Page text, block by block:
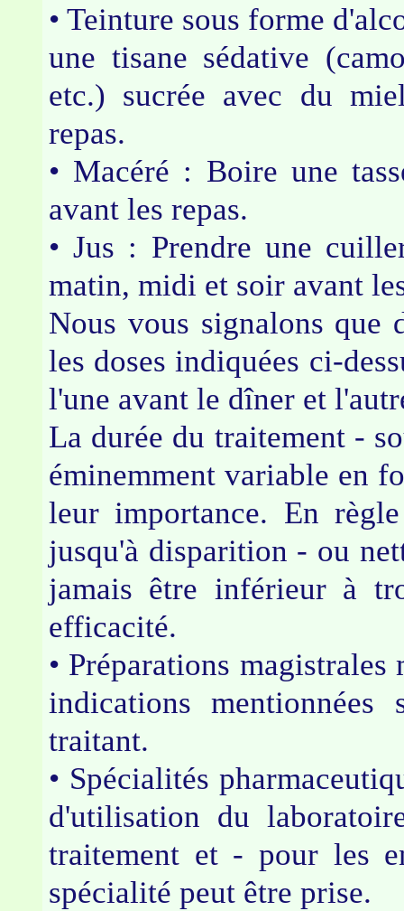
• Teinture sous forme
une tisane sédative
etc.) sucrée avec du
repas.
• Macéré : Boire une
avant les repas.
• Jus : Prendre une
matin, midi et soir avant
Nous vous signalons que
les doses indiquées ci-
l'une avant le dîner et
La durée du traitement -
éminemment variable en
leur importance. En
jusqu'à disparition - ou
jamais être inférieur à
efficacité.
• Préparations
indications mentionnées
traitant.
• Spécialités
d'utilisation du
traitement et - pour les
spécialité peut être prise.